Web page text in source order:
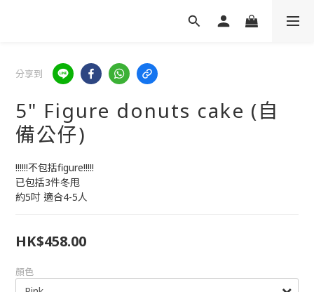
分享到
5" Figure donuts cake (自
備公仔)
!!!!!!不包括figure!!!!!
已包括3件冬甩
約5吋 適合4-5人
HK$458.00
顏色